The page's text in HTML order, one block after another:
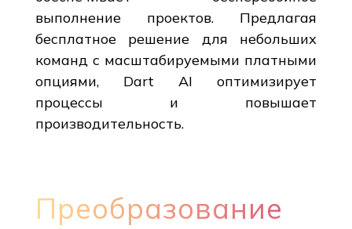
выполнение проектов. Предлагая
бесплатное решение для небольших
команд с масштабируемыми платными
опциями, Dart AI оптимизирует
процессы и повышает
производительность.
Преобразование